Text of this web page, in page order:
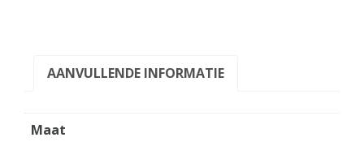
AANVULLENDE INFORMATIE
Maat